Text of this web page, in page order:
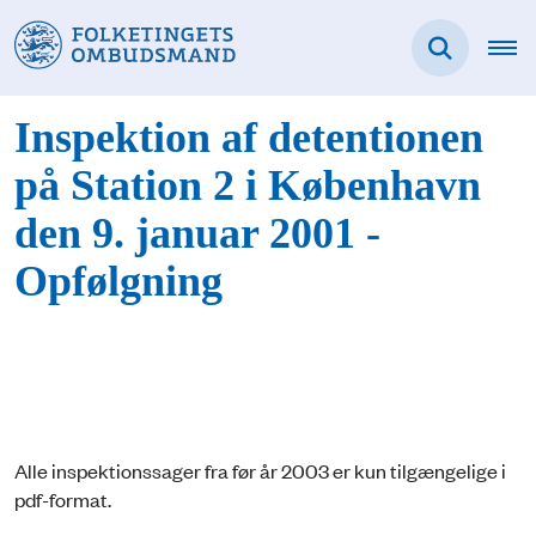
Inspektion af detentionen
på Station 2 i København
den 9. januar 2001 -
Opfølgning
Alle inspektionssager fra før år 2003 er kun tilgængelige i
pdf-format.